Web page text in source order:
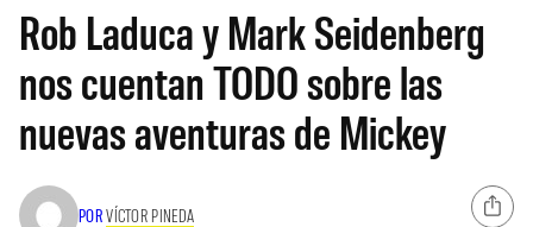
Rob Laduca y Mark Seidenberg
nos cuentan TODO sobre las
nuevas aventuras de Mickey
PORVÍCTOR PINEDA